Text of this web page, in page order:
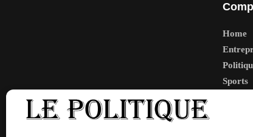
Home
Sports